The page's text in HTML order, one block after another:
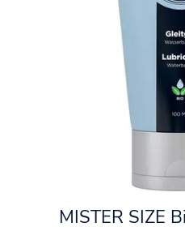
MISTER SIZE